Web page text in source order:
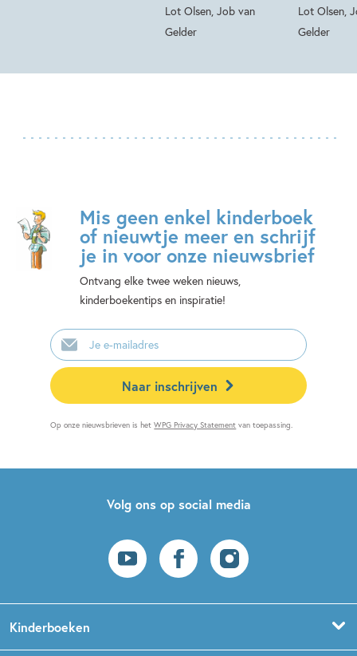
Lot Olsen, Job van
Gelder
Lot Olsen,
Gelder
Mis geen enkel kinderboek
of nieuwtje meer en schrijf
je in voor onze nieuwsbrief
Ontvang elke twee weken nieuws,
kinderboekentips en inspiratie!
E-
mailadres
Naar inschrijven
Op onze nieuwsbrieven is hetWPG Privacy Statement van toepassing.
Volg ons op social media
Kinderboeken